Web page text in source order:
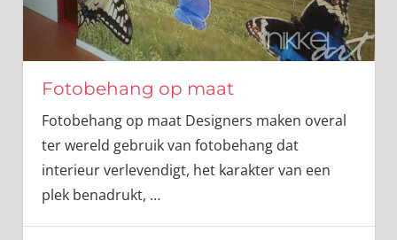
Fotobehang op maat
Fotobehang op maat Designers maken overal
ter wereld gebruik van fotobehang dat
interieur verlevendigt, het karakter van een
plek benadrukt, …